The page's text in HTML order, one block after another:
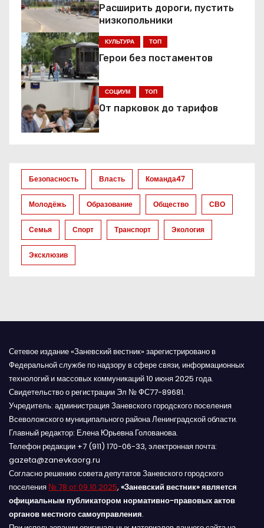
а
ц
и
я
п
о
а
п
Расширить дороги, пустить
низкопольники
КУЛЬТУРА ТОП
Герои без постаментов
СОЦИУМ ТОП
От парковок до тарифов
Безопасность Власть Команда47
Молодёжь Образование Общество СВО
Семья Спорт Транспорт Экология
Эксклюзив
Сетевое издание «Заневский вестник» зарегистрировано в
Федеральной службе по надзору в сфере связи, информационных
технологий и массовых коммуникаций 10 июня 2025 года.
Свидетельство о регистрации Эл № ФС77-89681.
Учредитель: администрация Заневского городского поселения
Всеволожского муниципального района Ленинградской области.
Главный редактор: Елена Юрьевна Голованова.
Телефон редакции +7 (911) 170-06-33, электронная почта:
gazeta@zanevkaorg.ru
Согласно решению совета депутатов Заневского городского
поселения № 78 от 09.10.2025, «Заневский вестник» является
официальным публикатором нормативно-правовых актов
органов местного самоуправления.